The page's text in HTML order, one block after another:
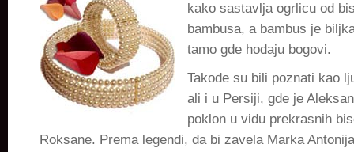
kako sastavlja ogrlicu od
bambusa, a bambus je
tamo gde hodaju bogovi.
Takođe su bili poznati kao
ali i u Persiji, gde je
poklon u vidu prekrasnih
Roksane. Prema legendi, da bi zavela Marka